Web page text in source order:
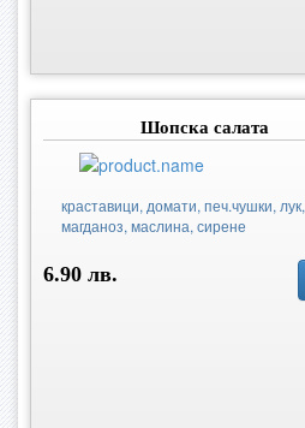
Шопска салата
краставици, домати, печ.чушки, лук,
магданоз, маслина, сирене
6.90 лв.